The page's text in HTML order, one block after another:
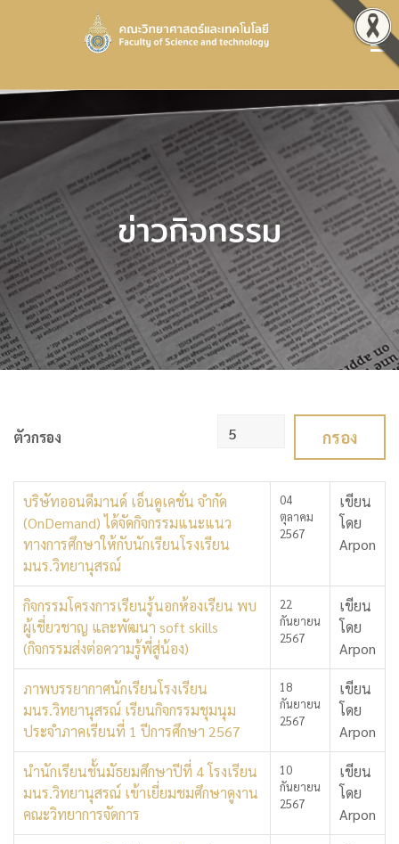
ข่าวกิจกรรม
ตัวกรอง กรอง
บริษัทออนดีมานด์ เอ็นดูเคชั่น จำกัด
(OnDemand) ได้จัดกิจกรรมแนะแนว
ทางการศึกษาให้กับนักเรียนโรงเรียน
มนร.วิทยานุสรณ์
04
ตุลาคม
2567
เขียน
โดย
Arpon
กิจกรรมโครงการเรียนรู้นอกห้องเรียน พบ
ผู้เชี่ยวชาญ และพัฒนา soft skills
(กิจกรรมส่งต่อความรู้พี่สู่น้อง)
22
กันยายน
2567
เขียน
โดย
Arpon
ภาพบรรยากาศนักเรียนโรงเรียน
มนร.วิทยานุสรณ์ เรียนกิจกรรมชุมนุม
ประจำภาคเรียนที่ 1 ปีการศึกษา 2567
18
กันยายน
2567
เขียน
โดย
Arpon
นำนักเรียนชั้นมัธยมศึกษาปีที่ 4 โรงเรียน
มนร.วิทยานุสรณ์ เข้าเยี่ยมชมศึกษาดูงาน
คณะวิทยาการจัดการ
10
กันยายน
2567
เขียน
โดย
Arpon